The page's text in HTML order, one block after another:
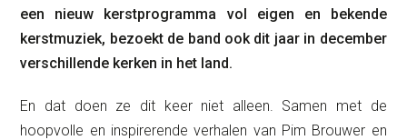
een nieuw kerstprogramma vol eigen en bekende
kerstmuziek, bezoekt de band ook dit jaar in december
verschillende kerken in het land.
En dat doen ze dit keer niet alleen. Samen met de
hoopvolle en inspirerende verhalen van Pim Brouwer en